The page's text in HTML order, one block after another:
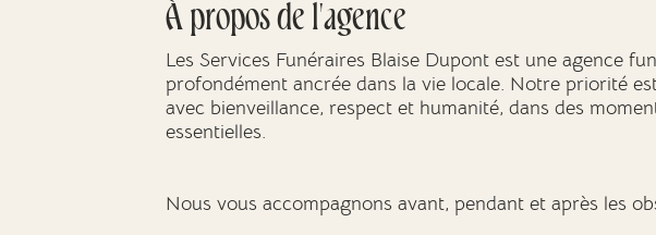
À propos de l'agence
Les Services Funéraires Blaise Dupont est une agence
profondément ancrée dans la vie locale. Notre priorité
avec bienveillance, respect et humanité, dans des
essentielles.
Nous vous accompagnons avant, pendant et après les